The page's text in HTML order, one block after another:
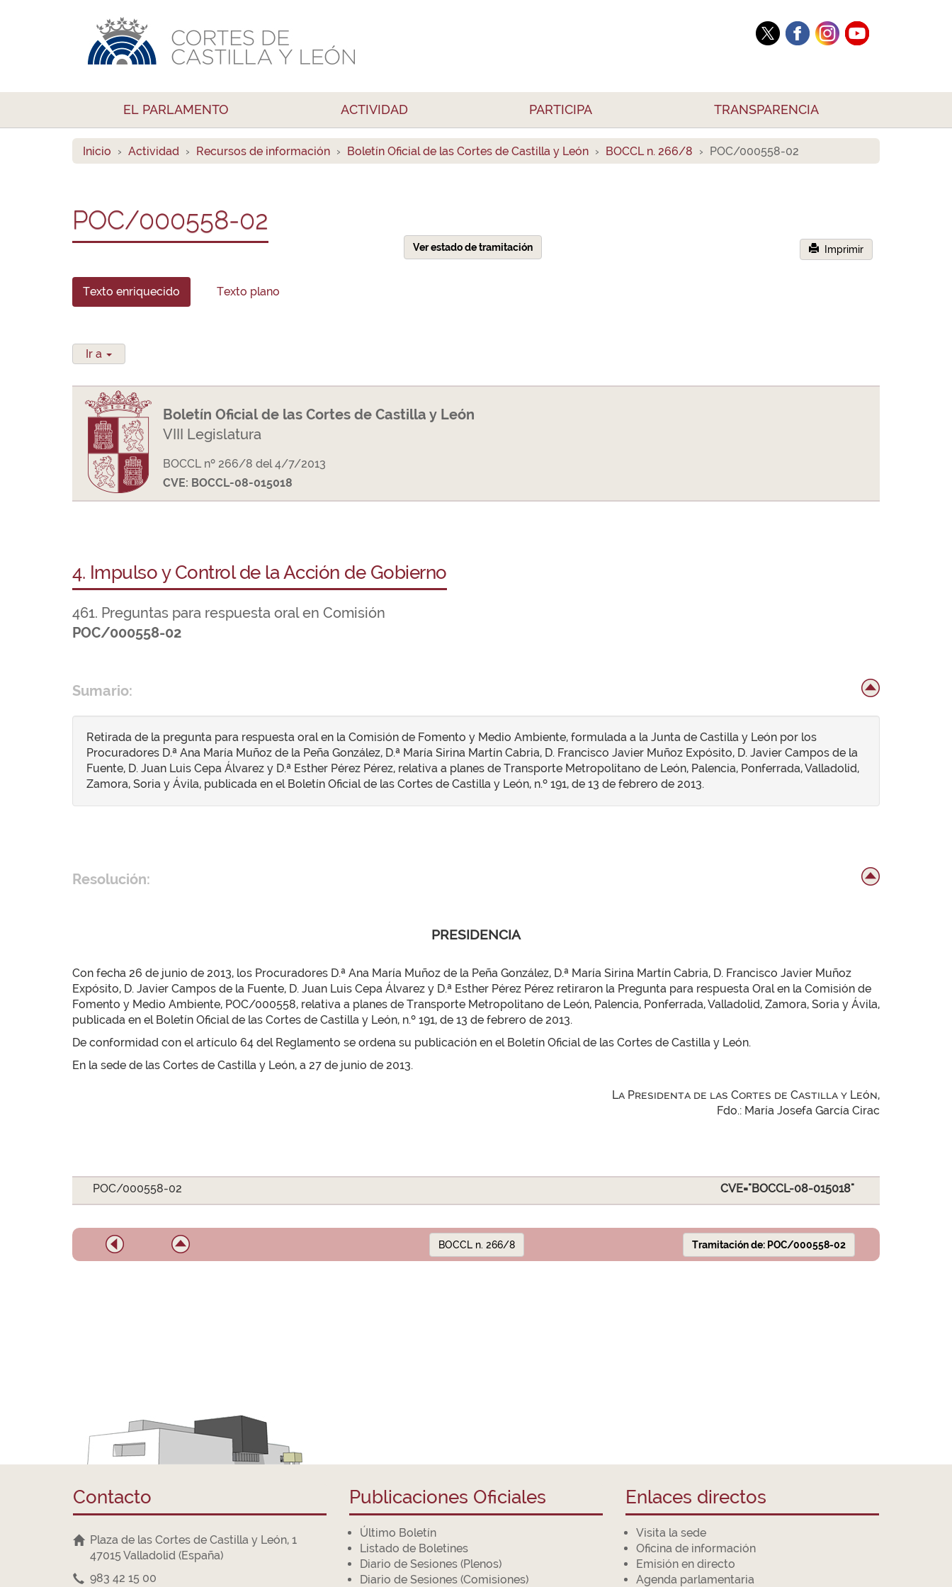
EL PARLAMENTO ACTIVIDAD PARTICIPA TRANSPARENCIA
Inicio Actividad Recursos de información Boletín Oficial de las Cortes de Castilla y León BOCCL n. 266/8 POC/000558-02
POC/000558-02
Ver estado de tramitación Imprimir
Texto enriquecido Texto plano
Ir a
Boletín Oficial de las Cortes de Castilla y León
VIII Legislatura
BOCCL nº 266/8 del 4/7/2013
CVE: BOCCL-08-015018
4. Impulso y Control de la Acción de Gobierno
461. Preguntas para respuesta oral en Comisión
POC/000558-02
Sumario:
Retirada de la pregunta para respuesta oral en la Comisión de Fomento y Medio Ambiente, formulada a la Junta de Castilla y León por los
Procuradores D.ª Ana María Muñoz de la Peña González, D.ª María Sirina Martín Cabria, D. Francisco Javier Muñoz Expósito, D. Javier Campos de la
Fuente, D. Juan Luis Cepa Álvarez y D.ª Esther Pérez Pérez, relativa a planes de Transporte Metropolitano de León, Palencia, Ponferrada, Valladolid,
Zamora, Soria y Ávila, publicada en el Boletín Oficial de las Cortes de Castilla y León, n.º 191, de 13 de febrero de 2013.
Resolución:
PRESIDENCIA
Con fecha 26 de junio de 2013, los Procuradores D.ª Ana María Muñoz de la Peña González, D.ª María Sirina Martín Cabria, D. Francisco Javier Muñoz
Expósito, D. Javier Campos de la Fuente, D. Juan Luis Cepa Álvarez y D.ª Esther Pérez Pérez retiraron la Pregunta para respuesta Oral en la Comisión de
Fomento y Medio Ambiente, POC/000558, relativa a planes de Transporte Metropolitano de León, Palencia, Ponferrada, Valladolid, Zamora, Soria y Ávila,
publicada en el Boletín Oficial de las Cortes de Castilla y León, n.º 191, de 13 de febrero de 2013.
De conformidad con el artículo 64 del Reglamento se ordena su publicación en el Boletín Oficial de las Cortes de Castilla y León.
En la sede de las Cortes de Castilla y León, a 27 de junio de 2013.
La Presidenta de las Cortes de Castilla y León,
Fdo.: María Josefa García Cirac
POC/000558-02 CVE="BOCCL-08-015018"
BOCCL n. 266/8 Tramitación de: POC/000558-02
Contacto
Plaza de las Cortes de Castilla y León, 1
47015 Valladolid (España)
983 42 15 00
Publicaciones Oficiales
Último Boletín
Listado de Boletines
Diario de Sesiones (Plenos)
Diario de Sesiones (Comisiones)
Enlaces directos
Visita la sede
Oficina de información
Emisión en directo
Agenda parlamentaria